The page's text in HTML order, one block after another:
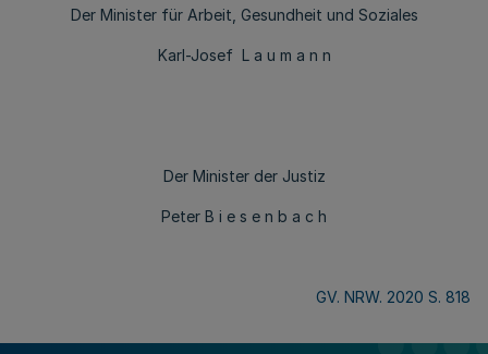
Der Minister für Arbeit, Gesundheit und Soziales
Karl-Josef L a u m a n n
Der Minister der Justiz
Peter B i e s e n b a c h
GV. NRW. 2020 S. 818